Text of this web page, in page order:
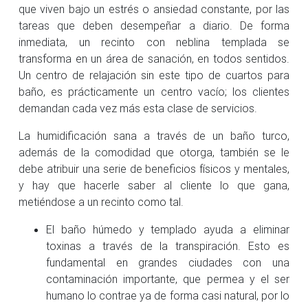
que viven bajo un estrés o ansiedad constante, por las
tareas que deben desempeñar a diario. De forma
inmediata, un recinto con neblina templada se
transforma en un área de sanación, en todos sentidos.
Un centro de relajación sin este tipo de cuartos para
baño, es prácticamente un centro vacío; los clientes
demandan cada vez más esta clase de servicios.
La humidificación sana a través de un baño turco,
además de la comodidad que otorga, también se le
debe atribuir una serie de beneficios físicos y mentales,
y hay que hacerle saber al cliente lo que gana,
metiéndose a un recinto como tal.
El baño húmedo y templado ayuda a eliminar
toxinas a través de la transpiración. Esto es
fundamental en grandes ciudades con una
contaminación importante, que permea y el ser
humano lo contrae ya de forma casi natural, por lo